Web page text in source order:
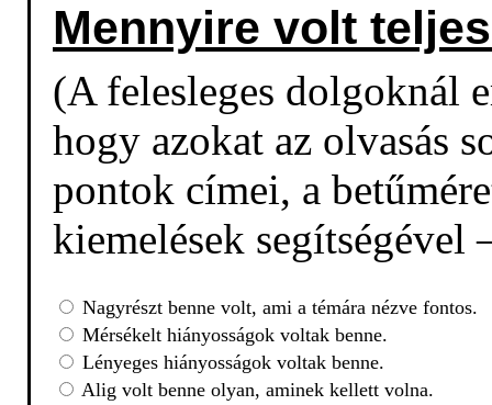
Mennyire volt
(A felesleges dolgoknál
hogy azokat az olvasás
pontok címei, a
kiemelések
Nagyrészt benne volt, ami a témára nézve fontos.
Mérsékelt hiányosságok voltak benne.
Lényeges hiányosságok voltak benne.
Alig volt benne olyan, aminek kellett volna.